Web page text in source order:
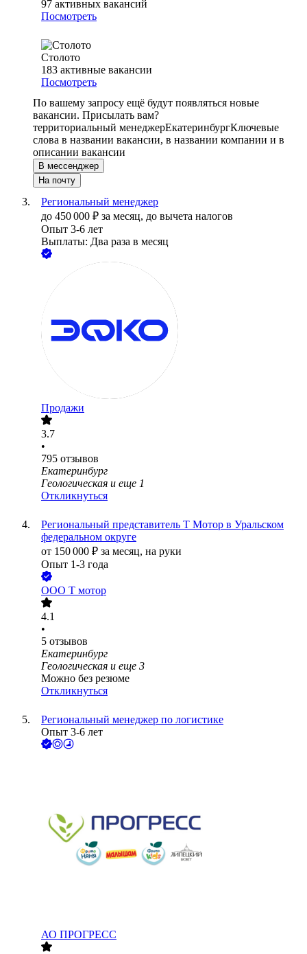
97 активных вакансий
Посмотреть
Столото
183 активные вакансии
Посмотреть
По вашему запросу ещё будут появляться новые
вакансии. Присылать вам?
территориальный менеджерЕкатеринбургКлючевые
слова в названии вакансии, в названии компании и в
описании вакансии
В мессенджер
На почту
Региональный менеджер
до 450 000 ₽ за месяц, до вычета налогов
Опыт 3-6 лет
Выплаты: Два раза в месяц
Продажи
3.7
•
795 отзывов
Екатеринбург
Геологическая и еще 1
Откликнуться
Региональный представитель Т Мотор в Уральском
федеральном округе
от 150 000 ₽ за месяц, на руки
Опыт 1-3 года
ООО Т мотор
4.1
•
5 отзывов
Екатеринбург
Геологическая и еще 3
Можно без резюме
Откликнуться
Региональный менеджер по логистике
Опыт 3-6 лет
АО ПРОГРЕСС